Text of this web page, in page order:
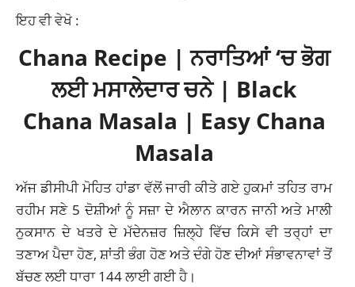
ਇਹ ਵੀ ਵੇਖੋ :
Chana Recipe | ਨਰਾਤਿਆਂ ‘ਚ ਭੋਗ
ਲਈ ਮਸਾਲੇਦਾਰ ਚਨੇ | Black
Chana Masala | Easy Chana
Masala
ਅੱਜ ਡੀਸੀਪੀ ਮੋਹਿਤ ਹਾਂਡਾ ਵੱਲੋਂ ਜਾਰੀ ਕੀਤੇ ਗਏ ਹੁਕਮਾਂ ਤਹਿਤ ਰਾਮ
ਰਹੀਮ ਸਣੇ 5 ਦੋਸ਼ੀਆਂ ਨੂੰ ਸਜ਼ਾ ਦੇ ਐਲਾਨ ਕਾਰਨ ਜਾਨੀ ਅਤੇ ਮਾਲੀ
ਨੁਕਸਾਨ ਦੇ ਖਤਰੇ ਦੇ ਮੱਦੇਨਜ਼ਰ ਜ਼ਿਲ੍ਹੇ ਵਿੱਚ ਕਿਸੇ ਵੀ ਤਰ੍ਹਾਂ ਦਾ
ਤਣਾਅ ਪੈਦਾ ਹੋਣ, ਸ਼ਾਂਤੀ ਭੰਗ ਹੋਣ ਅਤੇ ਦੰਗੇ ਹੋਣ ਦੀਆਂ ਸੰਭਾਵਨਾਵਾਂ ਤੋਂ
ਬੱਚਣ ਲਈ ਧਾਰਾ 144 ਲਾਈ ਗਈ ਹੈ।